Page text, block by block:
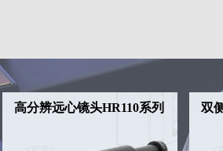
高分辨远心镜头HR110系列 双